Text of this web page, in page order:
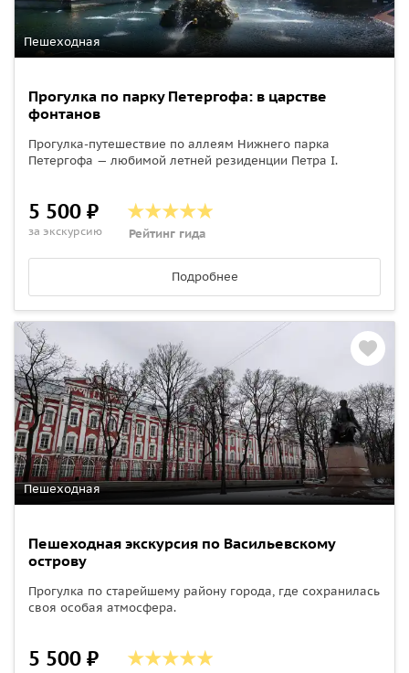
Пешеходная
Прогулка по парку Петергофа: в царстве
фонтанов
Прогулка-путешествие по аллеям Нижнего парка
Петергофа — любимой летней резиденции Петра I.
5 500 ₽
за экскурсию Рейтинг гида
Подробнее
Пешеходная
Пешеходная экскурсия по Васильевскому
острову
Прогулка по старейшему району города, где сохранилась
своя особая атмосфера.
5 500 ₽